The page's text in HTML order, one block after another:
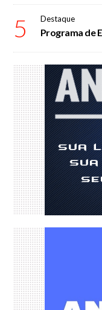
5 Destaque
Programa de